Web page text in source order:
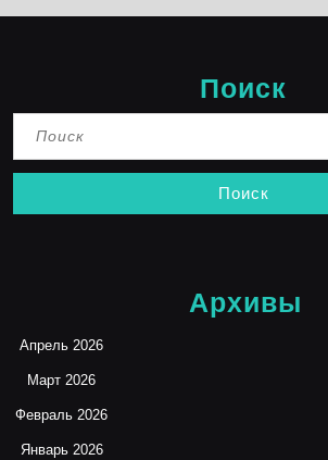
Поиск
Архивы
Апрель 2026
Март 2026
Февраль 2026
Январь 2026